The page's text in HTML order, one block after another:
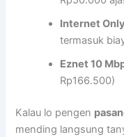
Internet
termasuk
Eznet 10
Rp166.500)
Kalau lo pengen
mending langsung